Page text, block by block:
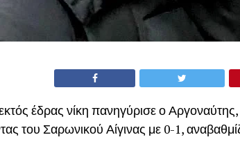
έδρας νίκη πανηγύρισε ο
του Σαρωνικού Αίγινας με 0-1,